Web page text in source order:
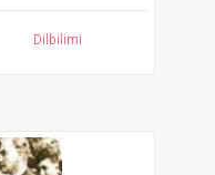
Dilbilimi